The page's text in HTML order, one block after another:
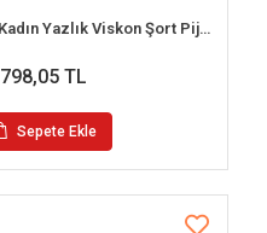
Over Sleep 3387 Kadın Yazlık Viskon Şort Pijama Takım (S-M-L-XL)
798,05 TL
Sepete Ekle